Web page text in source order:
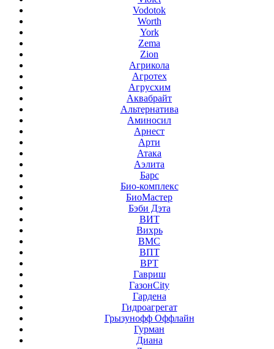
Vodotok
Worth
York
Zema
Zion
Агрикола
Агротех
Агрусхим
Аквабрайт
Альтернатива
Аминосил
Арнест
Арти
Атака
Аэлита
Барс
Био-комплекс
БиоМастер
Бэби Дэта
ВИТ
Вихрь
ВМС
ВПТ
ВРТ
Гавриш
ГазонCity
Гардена
Гидроагрегат
Грызунофф Оффлайн
Гурман
Диана